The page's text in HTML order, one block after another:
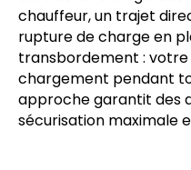
Chaque course de
déroule en configuration
chauffeur, un trajet
rupture de charge en